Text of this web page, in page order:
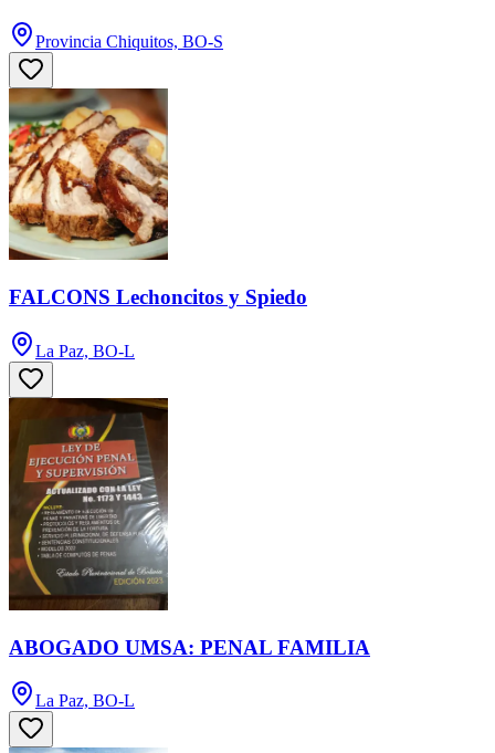
Provincia Chiquitos, BO-S
FALCONS Lechoncitos y Spiedo
La Paz, BO-L
ABOGADO UMSA: PENAL FAMILIA
La Paz, BO-L